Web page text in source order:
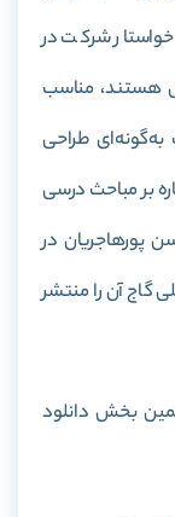
شرکت در
هستند، مناسب
طراحی
بر مباحث درسی
در
گاج آن را منتشر
بخش دانلود